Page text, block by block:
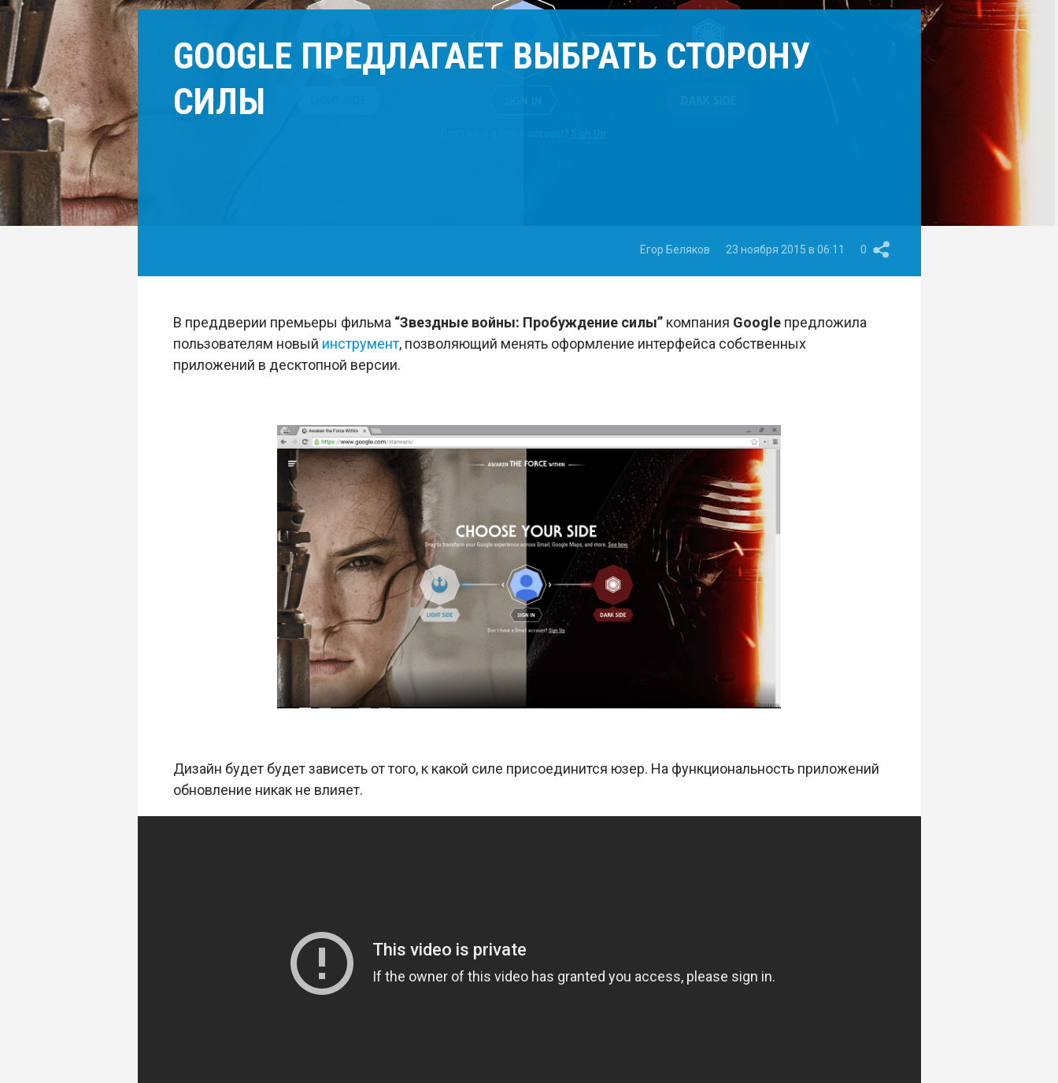
GOOGLE ПРЕДЛАГАЕТ ВЫБРАТЬ СТОРОНУ
СИЛЫ
Егор Беляков 23 ноября 2015 в 06:11 0
В преддверии премьеры фильма “Звездные войны: Пробуждение силы”компания Googleпредложила
пользователям новый инструмент, позволяющий менять оформление интерфейса собственных
приложений в десктопной версии.
Дизайн будет будет зависеть от того, к какой силе присоединится юзер. На функциональность приложений
обновление никак не влияет.